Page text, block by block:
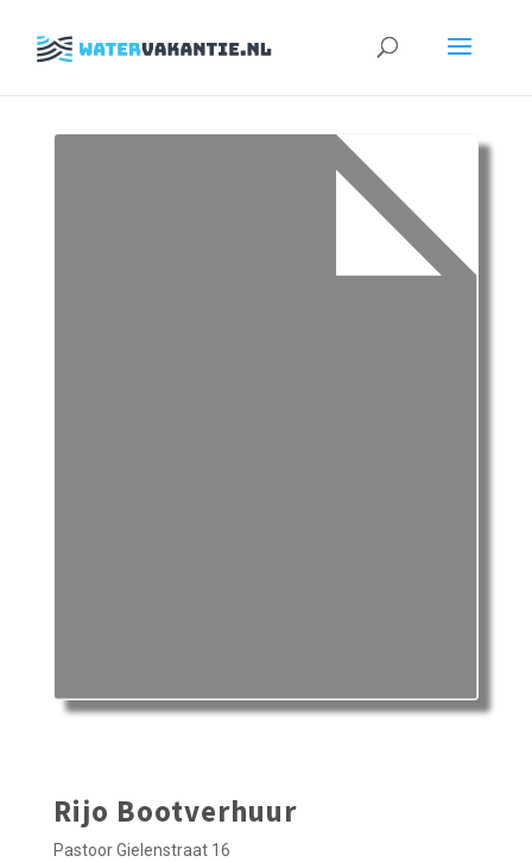
Zoeken
Rijo Bootverhuur
Pastoor Gielenstraat 16